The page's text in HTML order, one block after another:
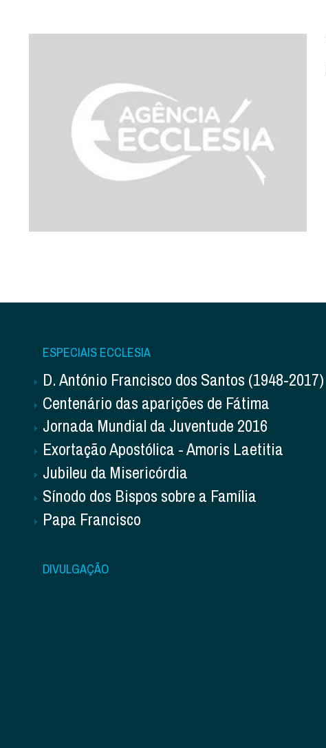
ESPECIAIS ECCLESIA
D. António Francisco dos Santos (1948-2017)
Centenário das aparições de Fátima
Jornada Mundial da Juventude 2016
Exortação Apostólica - Amoris Laetitia
Jubileu da Misericórdia
Sínodo dos Bispos sobre a Família
Papa Francisco
DIVULGAÇÃO